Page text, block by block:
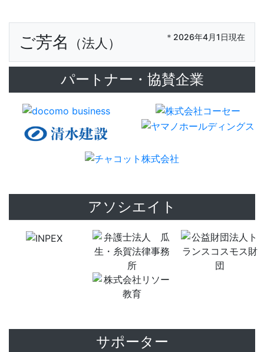
ご芳名 （法人） ＊2026年4月1日現在
パートナー・協賛企業
アソシエイト
サポーター